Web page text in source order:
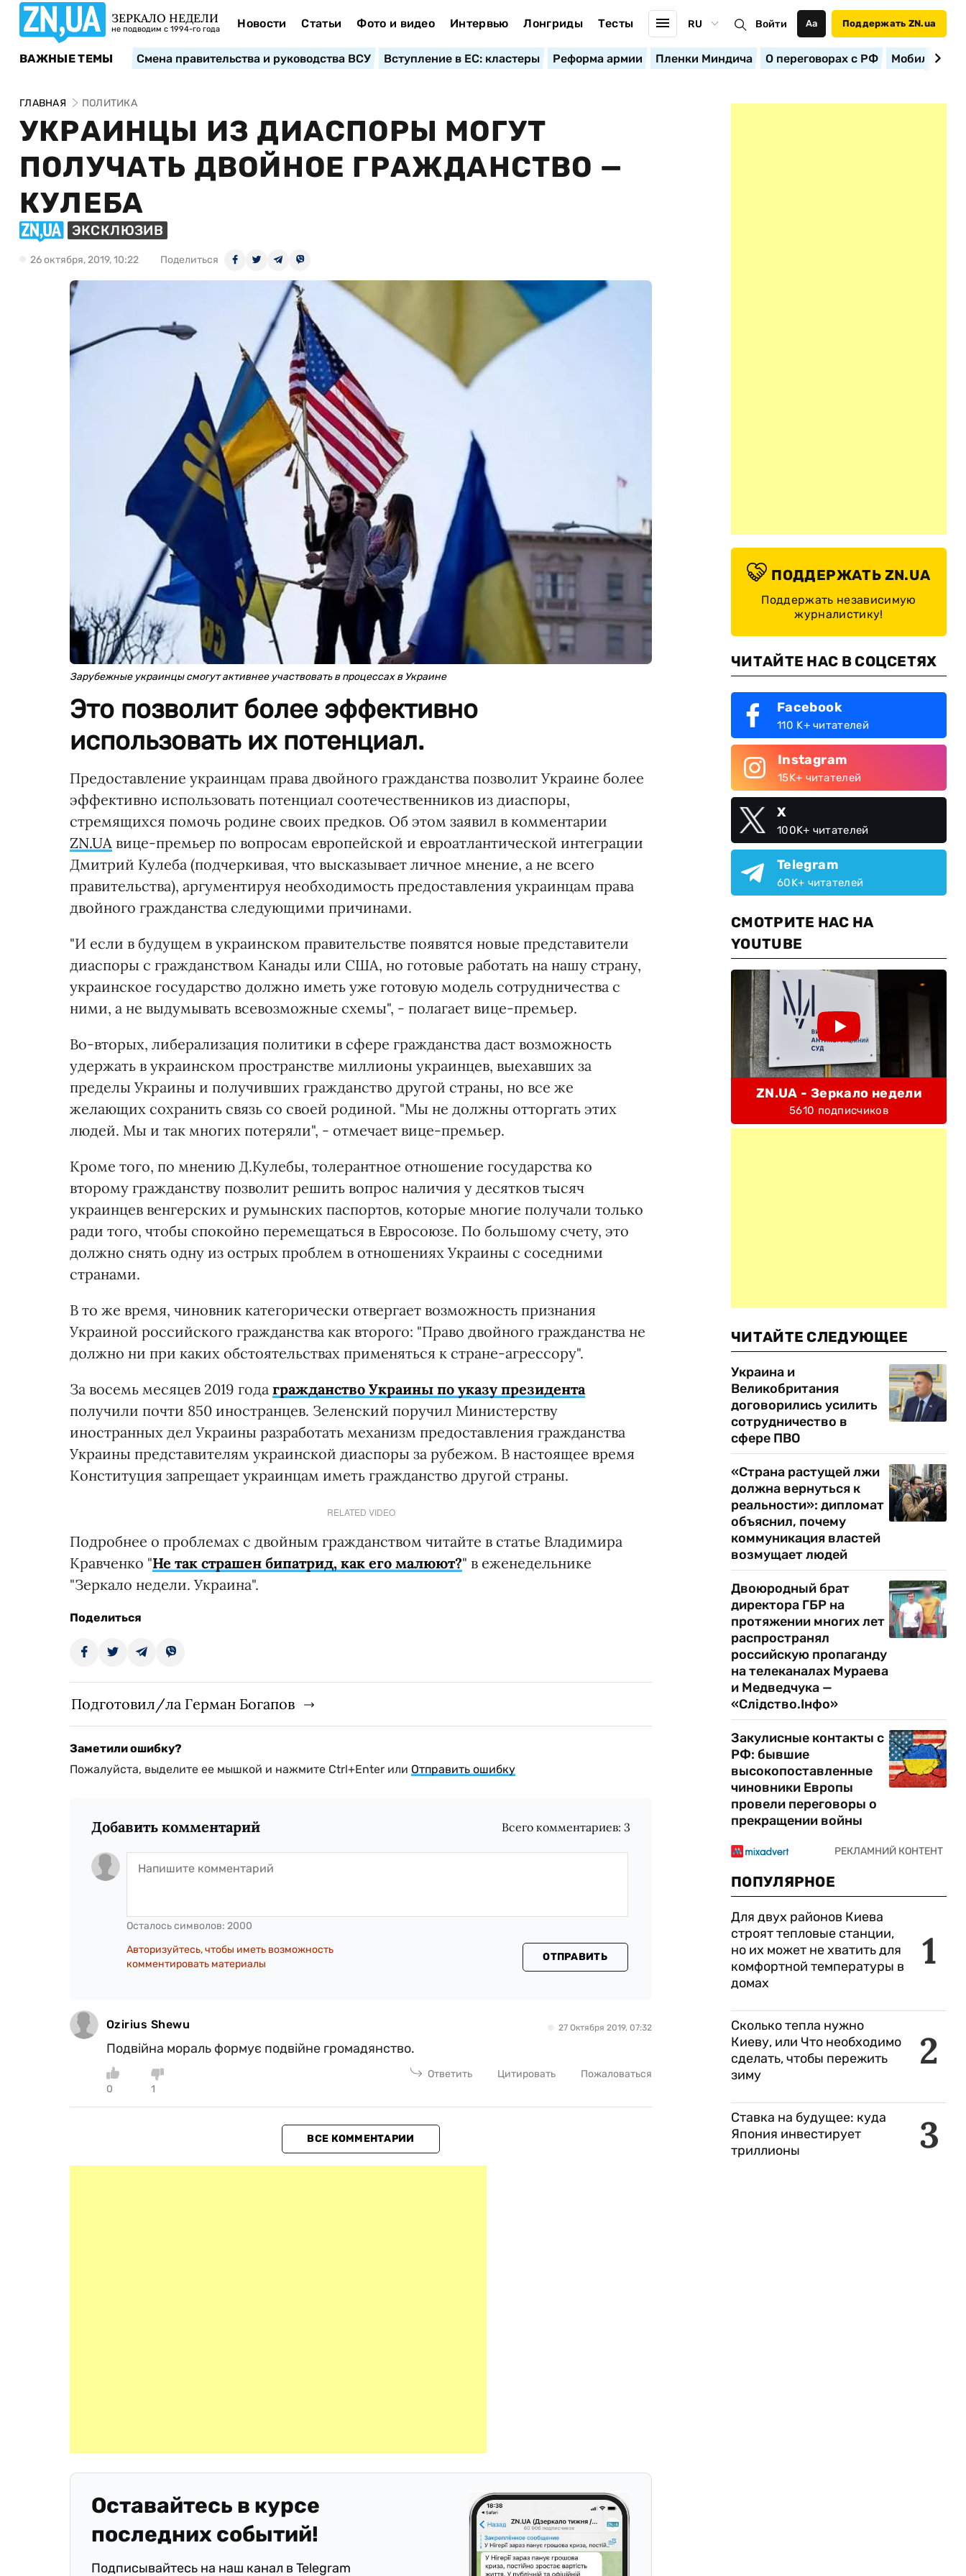
ЗЕРКАЛО НЕДЕЛИ
не подводим с 1994-го года Новости Статьи Фото и видео Интервью Лонгриды Тесты RU Войти Аа Поддержать ZN.ua
ВАЖНЫЕ ТЕМЫ Смена правительства и руководства ВСУ Вступление в ЕС: кластеры Реформа армии Пленки Миндича О переговорах с РФ
ГЛАВНАЯ ПОЛИТИКА
УКРАИНЦЫ ИЗ ДИАСПОРЫ МОГУТ
ПОЛУЧАТЬ ДВОЙНОЕ ГРАЖДАНСТВО —
КУЛЕБА
ЭКСКЛЮЗИВ
26 октября, 2019, 10:22 Поделиться
Зарубежные украинцы смогут активнее участвовать в процессах в Украине
Это позволит более эффективно
использовать их потенциал.
Предоставление украинцам права двойного гражданства позволит Украине более
эффективно использовать потенциал соотечественников из диаспоры,
стремящихся помочь родине своих предков. Об этом заявил в комментарии
ZN.UA вице-премьер по вопросам европейской и евроатлантической интеграции
Дмитрий Кулеба (подчеркивая, что высказывает личное мнение, а не всего
правительства), аргументируя необходимость предоставления украинцам права
двойного гражданства следующими причинами.
"И если в будущем в украинском правительстве появятся новые представители
диаспоры с гражданством Канады или США, но готовые работать на нашу страну,
украинское государство должно иметь уже готовую модель сотрудничества с
ними, а не выдумывать всевозможные схемы", - полагает вице-премьер.
Во-вторых, либерализация политики в сфере гражданства даст возможность
удержать в украинском пространстве миллионы украинцев, выехавших за
пределы Украины и получивших гражданство другой страны, но все же
желающих сохранить связь со своей родиной. "Мы не должны отторгать этих
людей. Мы и так многих потеряли", - отмечает вице-премьер.
Кроме того, по мнению Д.Кулебы, толерантное отношение государства ко
второму гражданству позволит решить вопрос наличия у десятков тысяч
украинцев венгерских и румынских паспортов, которые многие получали только
ради того, чтобы спокойно перемещаться в Евросоюзе. По большому счету, это
должно снять одну из острых проблем в отношениях Украины с соседними
странами.
В то же время, чиновник категорически отвергает возможность признания
Украиной российского гражданства как второго: "Право двойного гражданства не
должно ни при каких обстоятельствах применяться к стране-агрессору".
За восемь месяцев 2019 года гражданство Украины по указу президента
получили почти 850 иностранцев. Зеленский поручил Министерству
иностранных дел Украины разработать механизм предоставления гражданства
Украины представителям украинской диаспоры за рубежом. В настоящее время
Конституция запрещает украинцам иметь гражданство другой страны.
RELATED VIDEO
Подробнее о проблемах с двойным гражданством читайте в статье Владимира
Кравченко "Не так страшен бипатрид, как его малюют?" в еженедельнике
"Зеркало недели. Украина".
Поделиться
Подготовил/ла Герман Богапов
Заметили ошибку?
Пожалуйста, выделите ее мышкой и нажмите Ctrl+Enter или Отправить ошибку
Добавить комментарий Всего комментариев:3
Осталось символов: 2000
Авторизуйтесь, чтобы иметь возможность
комментировать материалы
ОТПРАВИТЬ
Ozirius Shewu 27 Октября 2019, 07:32
Подвійна мораль формує подвійне громадянство.
0 1
Ответить Цитировать Пожаловаться
ВСЕ КОММЕНТАРИИ
Оставайтесь в курсе
последних событий!
Подписывайтесь на наш канал в Telegram
ПОДДЕРЖАТЬ ZN.UA
Поддержать независимую
журналистику!
ЧИТАЙТЕ НАС В СОЦСЕТЯХ
Facebook
110 K+ читателей
Instagram
15K+ читателей
X
100K+ читателей
Telegram
60K+ читателей
СМОТРИТЕ НАС НА
YOUTUBE
ZN.UA - Зеркало недели
5610 подписчиков
ЧИТАЙТЕ СЛЕДУЮЩЕЕ
Украина и
Великобритания
договорились усилить
сотрудничество в
сфере ПВО
«Страна растущей лжи
должна вернуться к
реальности»: дипломат
объяснил, почему
коммуникация властей
возмущает людей
Двоюродный брат
директора ГБР на
протяжении многих лет
распространял
российскую пропаганду
на телеканалах Мураева
и Медведчука —
«Слідство.Інфо»
Закулисные контакты с
РФ: бывшие
высокопоставленные
чиновники Европы
провели переговоры о
прекращении войны
ПОПУЛЯРНОЕ
1
Для двух районов Киева
строят тепловые станции,
но их может не хватить для
комфортной температуры в
домах
2
Сколько тепла нужно
Киеву, или Что необходимо
сделать, чтобы пережить
зиму
3
Ставка на будущее: куда
Япония инвестирует
триллионы